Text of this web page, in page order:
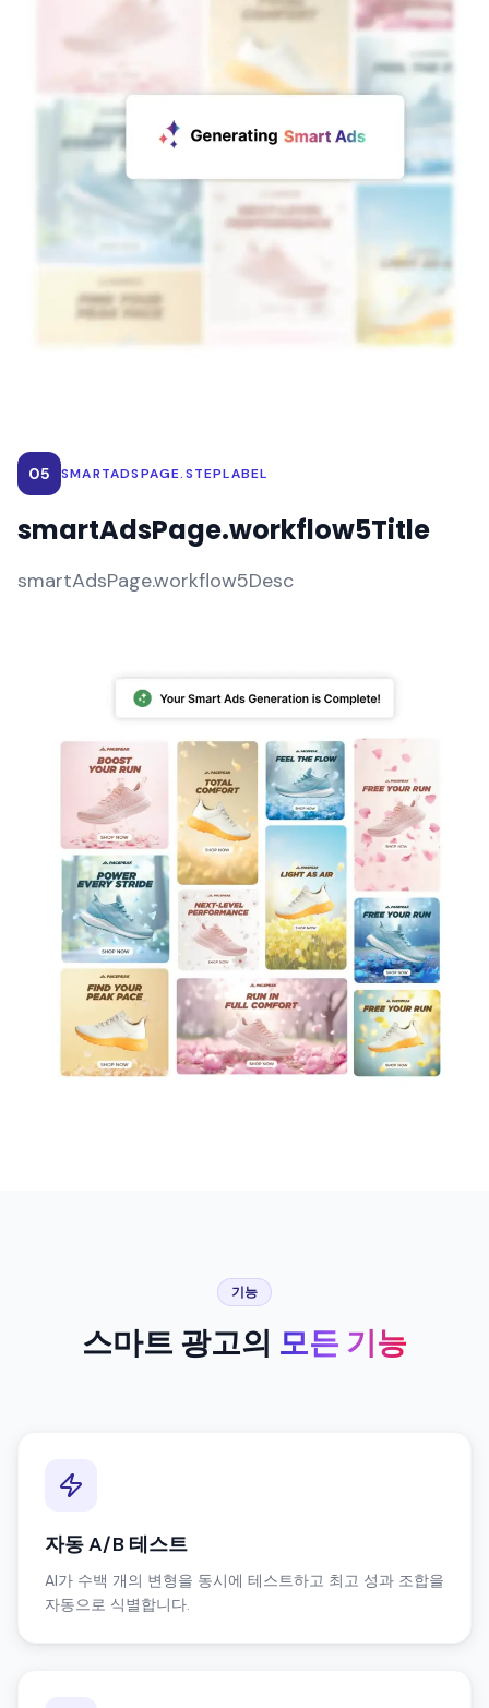
05 SMARTADSPAGE.STEPLABEL
smartAdsPage.workflow5Title
smartAdsPage.workflow5Desc
기능
스마트 광고의 모든 기능
자동 A/B 테스트
AI가 수백 개의 변형을 동시에 테스트하고 최고 성과 조합을
자동으로 식별합니다.